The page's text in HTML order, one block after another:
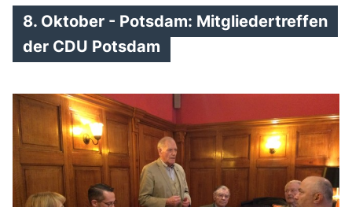
WAHLKREISBESUCHE
PRESSEFOTOS
MEIN BÜRGERBÜRO
MEIN WAHLKREIS
8. Oktober - Potsdam: Mitgliedertreffen
der CDU Potsdam